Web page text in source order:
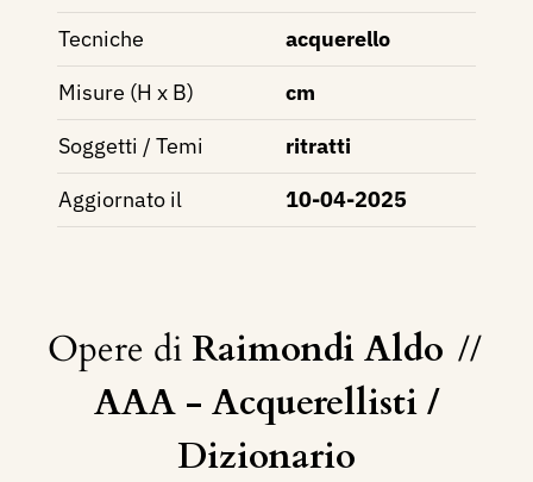
Tecniche
acquerello
Misure (H x B)
cm
Soggetti / Temi
ritratti
Aggiornato il
10-04-2025
Opere di Raimondi Aldo //
AAA - Acquerellisti /
Dizionario